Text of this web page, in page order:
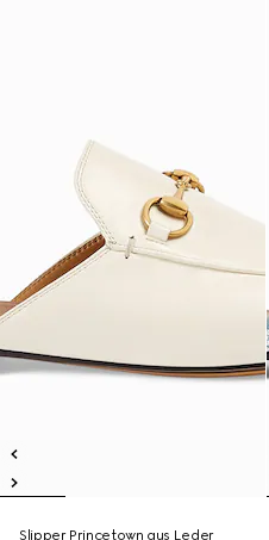
Slipper Princetown aus Leder